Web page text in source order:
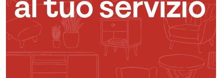
al tuo servizio